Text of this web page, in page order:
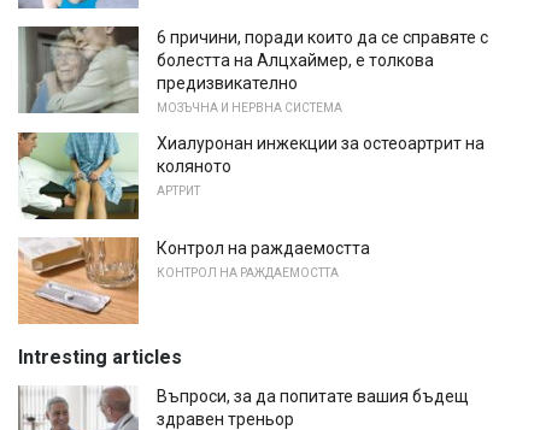
6 причини, поради които да се справяте с
болестта на Алцхаймер, е толкова
предизвикателно
МОЗЪЧНА И НЕРВНА СИСТЕМА
Хиалуронан инжекции за остеоартрит на
коляното
АРТРИТ
Контрол на раждаемостта
КОНТРОЛ НА РАЖДАЕМОСТТА
Intresting articles
Въпроси, за да попитате вашия бъдещ
здравен треньор